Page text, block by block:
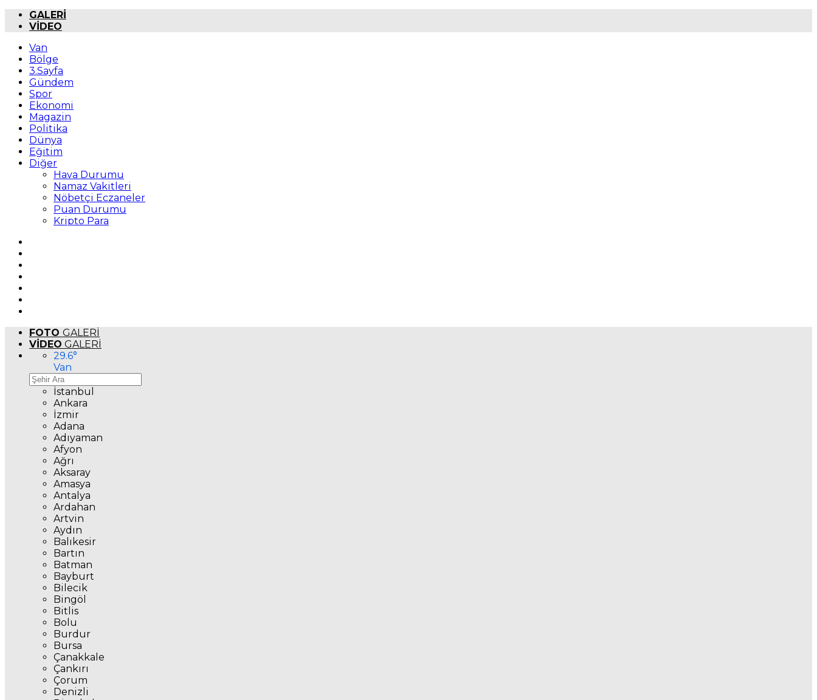
GALERİ
VİDEO
Van
Bölge
3.Sayfa
Gündem
Spor
Ekonomi
Magazin
Politika
Dünya
Eğitim
Diğer
Hava Durumu
Namaz Vakitleri
Nöbetçi Eczaneler
Puan Durumu
Kripto Para
FOTO GALERİ
VİDEO GALERİ
29.6°
Van
İstanbul
Ankara
İzmir
Adana
Adıyaman
Afyon
Ağrı
Aksaray
Amasya
Antalya
Ardahan
Artvin
Aydın
Balıkesir
Bartın
Batman
Bayburt
Bilecik
Bingöl
Bitlis
Bolu
Burdur
Bursa
Çanakkale
Çankırı
Çorum
Denizli